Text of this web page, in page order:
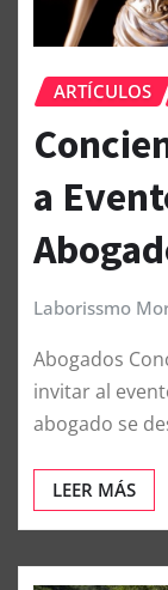
ARTÍCULOS
a
Laborissmo
Abogados
invitar al
abogado se
LEER MÁS